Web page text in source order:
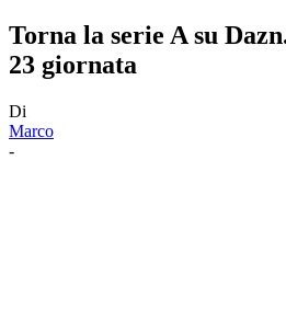
Torna la serie A su
23 giornata
Di
Marco
-